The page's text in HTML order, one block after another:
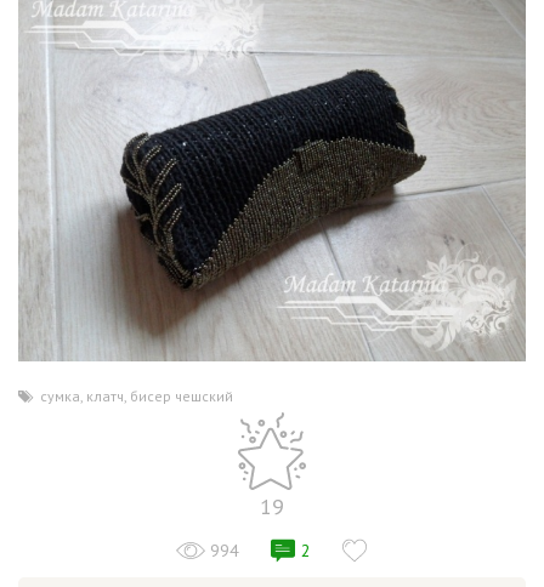
сумка, клатч, бисер чешский
19
994 2